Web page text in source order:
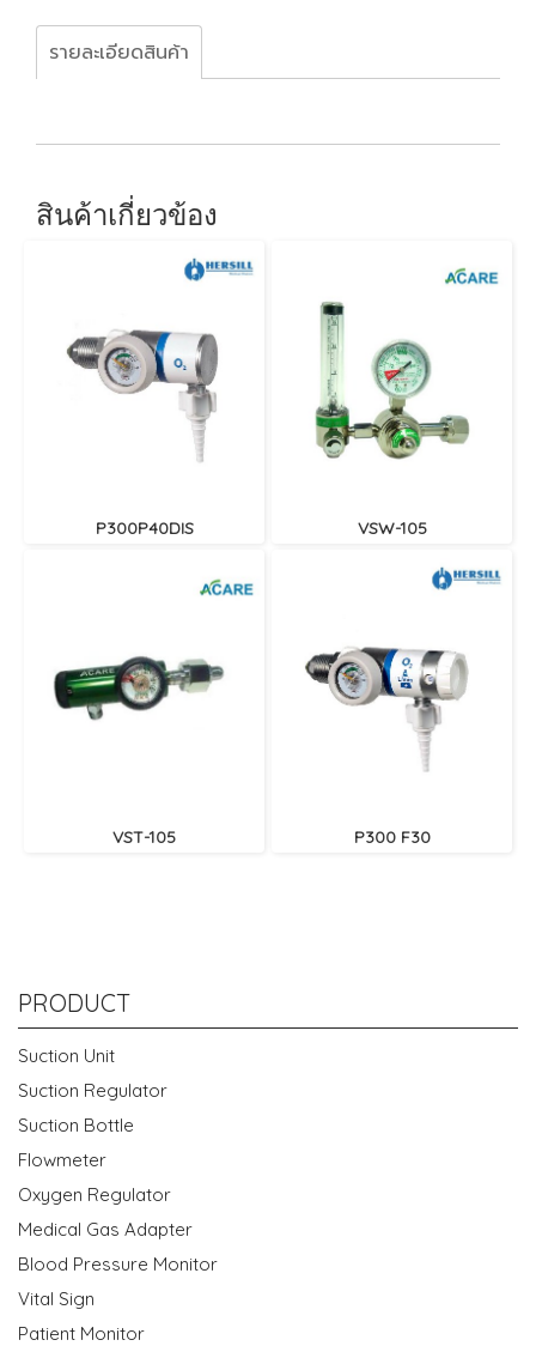
รายละเอียดสินค้า
สินค้าเกี่ยวข้อง
P300P40DIS VSW-105
VST-105 P300 F30
PRODUCT
Suction Unit
Suction Regulator
Suction Bottle
Flowmeter
Oxygen Regulator
Medical Gas Adapter
Blood Pressure Monitor
Vital Sign
Patient Monitor